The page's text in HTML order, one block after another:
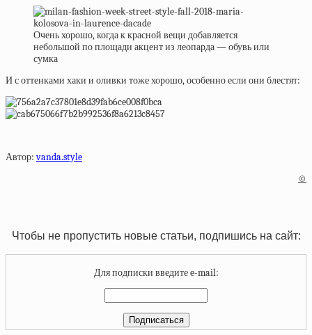
Очень хорошо, когда к красной вещи добавляется
небольшой по площади акцент из леопарда — обувь или
сумка
И с оттенками хаки и оливки тоже хорошо, особенно если они блестят:
Автор:vanda.style
©
Чтобы не пропустить новые статьи, подпишись на сайт:
Для подписки введите e-mail: